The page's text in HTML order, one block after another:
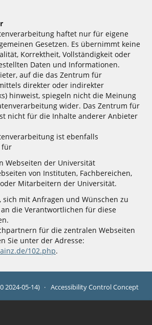
haftet nur für eigene
Gesetzen. Es übernimmt keine
Korrektheit, Vollständigkeit oder
Daten und Informationen.
auf die das Zentrum für
direkter oder indirekter
hinweist, spiegeln nicht die Meinung
wider. Das Zentrum für
nicht für die Inhalte anderer Anbieter
ist ebenfalls
für
Webseiten der Universität
von Instituten, Fachbereichen,
Mitarbeitern der Universität.
mit Anfragen und Wünschen zu
die Verantwortlichen für diese
für die zentralen Webseiten
Sie unter der Adresse:
102.php.
2024-05-14) Accessibility Control Concept